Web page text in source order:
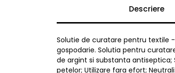
Descriere
Solutie de curatare pentru textile
gospodarie. Solutia pentru
de argint si substanta
petelor; Utilizare fara efort;